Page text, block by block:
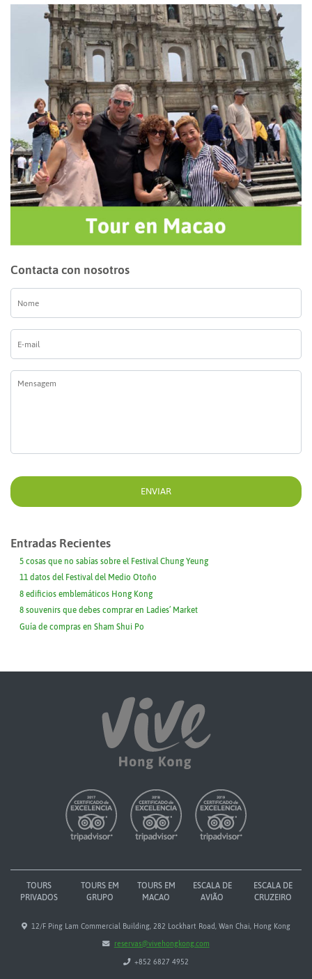
Contacta con nosotros
Nome
E-
mail
*
Entradas Recientes
5 cosas que no sabías sobre el Festival Chung Yeung
11 datos del Festival del Medio Otoño
8 edificios emblemáticos Hong Kong
8 souvenirs que debes comprar en Ladies’ Market
Guía de compras en Sham Shui Po
TOURS
PRIVADOS
TOURS EM
GRUPO
TOURS EM
MACAO
ESCALA DE
AVIÃO
ESCALA DE
CRUZEIRO
12/F Ping Lam Commercial Building, 282 Lockhart Road, Wan Chai, Hong Kong
reservas@vivehongkong.com
+852 6827 4952